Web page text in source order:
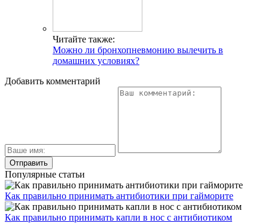
Читайте также:
Можно ли бронхопневмонию вылечить в
домашних условиях?
Добавить комментарий
Популярные статьи
Как правильно принимать антибиотики при гайморите
Как правильно принимать капли в нос с антибиотиком